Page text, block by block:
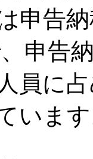
申告
申告
員に
いま